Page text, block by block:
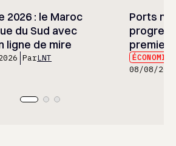
2026 : le Maroc
du Sud avec
ligne de mire
ParLNT
Ports
premier
08/08/